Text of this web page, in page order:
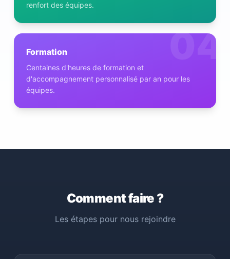
renfort des équipes.
04
Formation
Centaines d'heures de formation et
d'accompagnement personnalisé par an pour les
équipes.
Comment faire ?
Les étapes pour nous rejoindre